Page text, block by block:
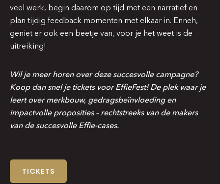
veel werk, begin daarom op tijd met een narratief en
plan tijdig feedback momenten met elkaar in. Enneh,
geniet er ook een beetje van, voor je het weet is de
uitreiking!
Wil je meer horen over deze succesvolle campagne?
Koop dan snel je tickets voor EffieFest! De plek waar je
leert over merkbouw, gedragsbeïnvloeding en
impactvolle proposities – rechtstreeks van de makers
van de succesvolle Effie-cases.
TICKETS